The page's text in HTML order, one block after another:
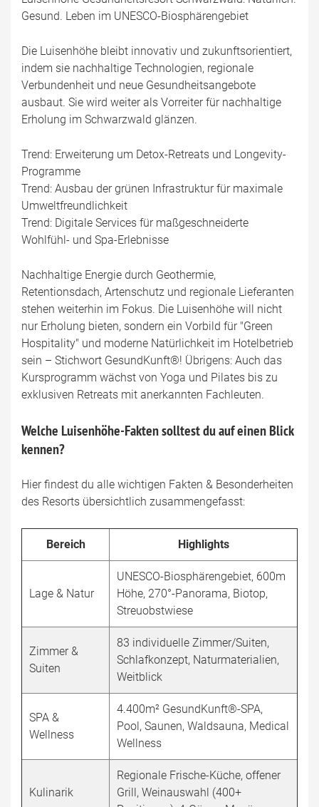
Gesund. Leben im UNESCO-Biosphärengebiet
Die Luisenhöhe bleibt innovativ und zukunftsorientiert,
indem sie nachhaltige Technologien, regionale
Verbundenheit und neue Gesundheitsangebote
ausbaut. Sie wird weiter als Vorreiter für nachhaltige
Erholung im Schwarzwald glänzen.
Trend: Erweiterung um Detox-Retreats und Longevity-
Programme
Trend: Ausbau der grünen Infrastruktur für maximale
Umweltfreundlichkeit
Trend: Digitale Services für maßgeschneiderte
Wohlfühl- und Spa-Erlebnisse
Nachhaltige Energie durch Geothermie,
Retentionsdach, Artenschutz und regionale Lieferanten
stehen weiterhin im Fokus. Die Luisenhöhe will nicht
nur Erholung bieten, sondern ein Vorbild für "Green
Hospitality" und moderne Natürlichkeit im Hotelbetrieb
sein – Stichwort GesundKunft®! Übrigens: Auch das
Kursprogramm wächst von Yoga und Pilates bis zu
exklusiven Retreats mit anerkannten Fachleuten.
Welche Luisenhöhe-Fakten solltest du auf einen Blick
kennen?
Hier findest du alle wichtigen Fakten & Besonderheiten
des Resorts übersichtlich zusammengefasst:
Bereich Highlights
Lage & Natur
UNESCO-Biosphärengebiet, 600m
Höhe, 270°-Panorama, Biotop,
Streuobstwiese
Zimmer &
Suiten
83 individuelle Zimmer/Suiten,
Schlafkonzept, Naturmaterialien,
Weitblick
SPA &
Wellness
4.400m² GesundKunft®-SPA,
Pool, Saunen, Waldsauna, Medical
Wellness
Kulinarik
Regionale Frische-Küche, offener
Grill, Weinauswahl (400+